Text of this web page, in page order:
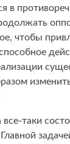
в
чтобы
таки